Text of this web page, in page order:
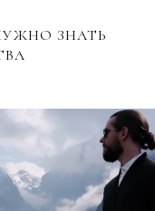
ЗНАТЬ